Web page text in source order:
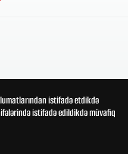
istifadə etdikdə
istifadə edildikdə müvafiq